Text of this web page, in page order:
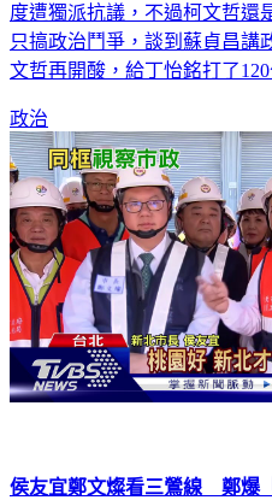
度遭獨派抗議，不過柯文哲還
只搞政治鬥爭，談到蘇貞昌講
文哲再開酸，給丁怡銘打了
政治
侯友宜鄭文燦看三鶯線 鄭爆